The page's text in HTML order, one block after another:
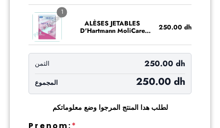
1
ALÈSES JETABLES
D'Hartmann MoliCare
PIECES
250.00 dh
الثمن 250.00 dh
المجموع 250.00 dh
لطلب هدا المنتج المرجوا وضع معلوماتكم
Prenom:*